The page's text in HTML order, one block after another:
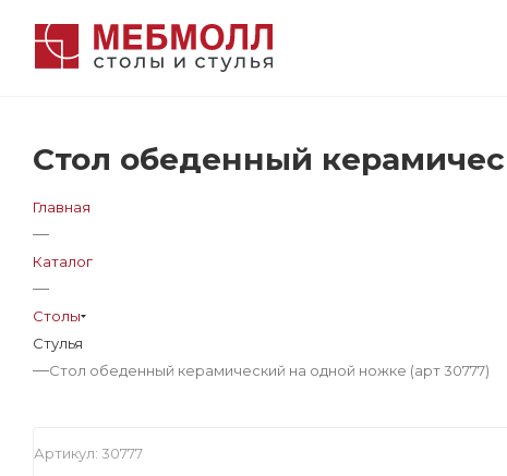
Стол обеденный
Главная
—
Каталог
—
Столы
Стулья
—Стол обеденный керамический на одной ножке (арт 30777)
Артикул: 30777